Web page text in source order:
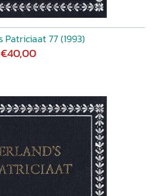
Patriciaat 77 (1993)
€40,00